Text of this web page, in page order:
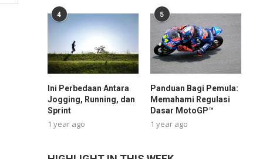
4
Ini Perbedaan Antara
Jogging, Running, dan
Sprint
1 year ago
5
Panduan Bagi Pemula:
Memahami Regulasi
Dasar MotoGP™
1 year ago